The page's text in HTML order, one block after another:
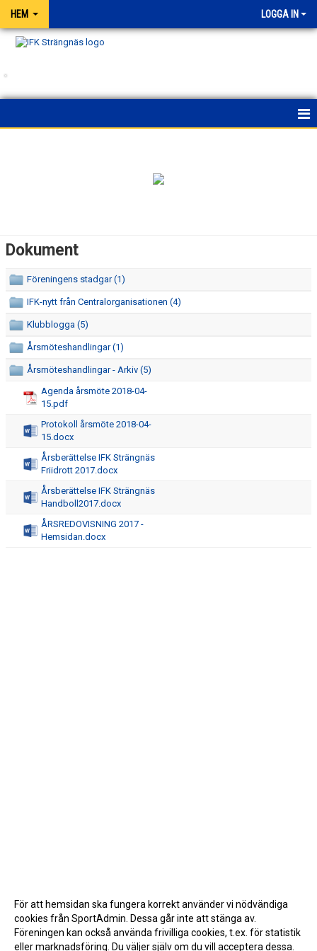
HEM LOGGA IN
.
STYRELSE HANDBOLL
STYRELSE FRIIDROTT
DOKUMENT
IFK CENTRALORGANISATION
Dokument
Föreningens stadgar (1)
IFK-nytt från Centralorganisationen (4)
Klubblogga (5)
Årsmöteshandlingar (1)
Årsmöteshandlingar - Arkiv (5)
Agenda årsmöte 2018-04-
15.pdf
Protokoll årsmöte 2018-04-
15.docx
Årsberättelse IFK Strängnäs
Friidrott 2017.docx
Årsberättelse IFK Strängnäs
Handboll2017.docx
ÅRSREDOVISNING 2017 -
Hemsidan.docx
För att hemsidan ska fungera korrekt använder vi nödvändiga
cookies från SportAdmin. Dessa går inte att stänga av.
Föreningen kan också använda frivilliga cookies, t.ex. för statistik
eller marknadsföring. Du väljer själv om du vill acceptera dessa.